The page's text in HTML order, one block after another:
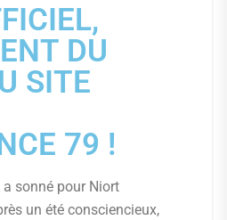
DU
SITE
79 !
a sonné pour Niort
un été consciencieux,